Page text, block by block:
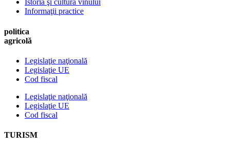
Istoria şi cultura vinului
Informaţii practice
politica
agricolă
Legislaţie naţională
Legislaţie UE
Cod fiscal
Legislaţie naţională
Legislaţie UE
Cod fiscal
TURISM